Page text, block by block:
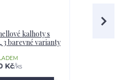
kalhoty s
3 barevné varianty
Kč/ks